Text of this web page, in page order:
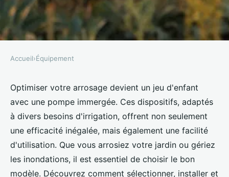
ÉQUIPEMENT
Pompe immergée : optimisez
votre arrosage facilement
Lisa •27 décembre 2024• 9 min de lecture
Accueil›Équipement
Optimiser votre arrosage devient un jeu d'enfant
avec une pompe immergée. Ces dispositifs, adaptés
à divers besoins d'irrigation, offrent non seulement
une efficacité inégalée, mais également une facilité
d'utilisation. Que vous arrosiez votre jardin ou gériez
les inondations, il est essentiel de choisir le bon
modèle. Découvrez comment sélectionner, installer et